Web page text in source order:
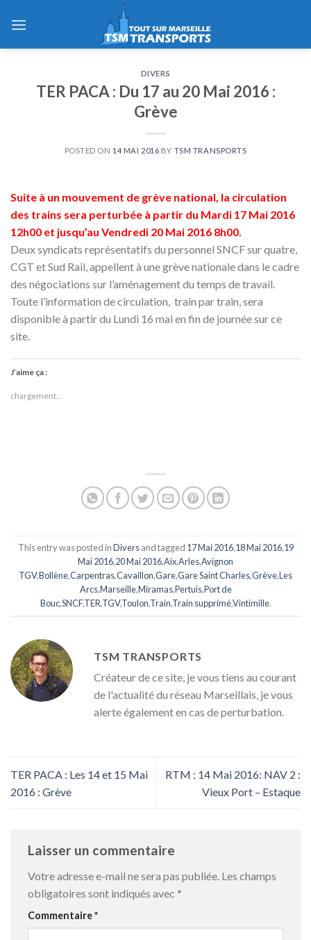
DIVERS
TER PACA : Du 17 au 20 Mai 2016 :
Grève
POSTED ON 14 MAI 2016 BY TSM TRANSPORTS
Suite à un mouvement de grève national, la circulation
des trains sera perturbée à partir du Mardi 17 Mai 2016
12h00 et jusqu’au Vendredi 20 Mai 2016 8h00.
Deux syndicats représentatifs du personnel SNCF sur quatre,
CGT et Sud Rail, appellent à une grève nationale dans le cadre
des négociations sur l’aménagement du temps de travail.
Toute l’information de circulation, train par train, sera
disponible à partir du Lundi 16 mai en fin de journée sur ce
site.
J’aime ça :
chargement…
This entry was posted inDiversand tagged 17 Mai 2016,18 Mai 2016,19
Mai 2016,20 Mai 2016,Aix,Arles,Avignon
TGV,Bollène,Carpentras,Cavaillon,Gare,Gare Saint Charles,Grève,Les
Arcs,Marseille,Miramas,Pertuis,Port de
Bouc,SNCF,TER,TGV,Toulon,Train,Train supprimé,Vintimille.
TSM TRANSPORTS
Créateur de ce site, je vous tiens au courant
de l'actualité du réseau Marseillais, je vous
alerte également en cas de perturbation.
TER PACA : Les 14 et 15 Mai
2016 : Grève
RTM : 14 Mai 2016: NAV 2 :
Vieux Port – Estaque
Laisser un commentaire
Votre adresse e-mail ne sera pas publiée. Les champs
obligatoires sont indiqués avec *
Commentaire*